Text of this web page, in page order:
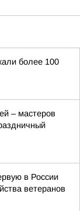
более 100
– мастеров
в России
ветеранов